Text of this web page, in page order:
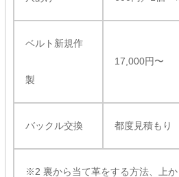
ベルト新規作
製
17,000円〜
バックル交換 都度見積もり
※2 裏から当て革をする方法、上